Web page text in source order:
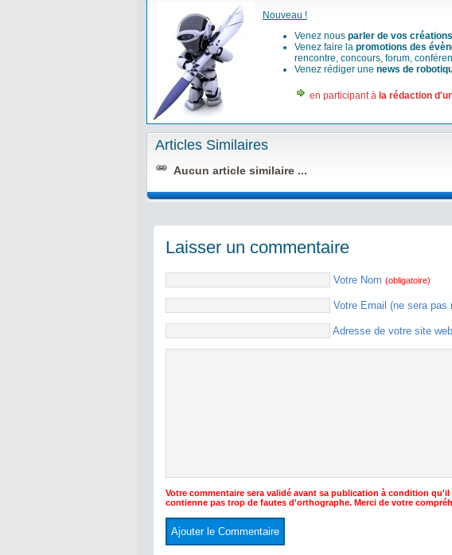
Nouveau !
Venez nous parler de vos
Venez faire la promotions des
rencontre, concours, forum,
Venez rédiger une news de
en participant à la rédaction
Articles Similaires
Aucun article similaire ...
Laisser un commentaire
Votre Nom (obligatoire)
Votre Email (ne sera pas
Adresse de votre site web
Votre commentaire sera validé avant sa publication à condition qu'il
contienne pas trop de fautes d'orthographe. Merci de votre